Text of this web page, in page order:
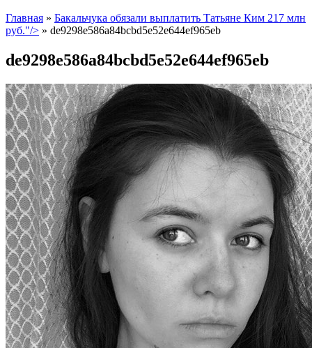
Главная » Бакальчука обязали выплатить Татьяне Ким 217 млн
руб."/> » de9298e586a84bcbd5e52e644ef965eb
de9298e586a84bcbd5e52e644ef965eb